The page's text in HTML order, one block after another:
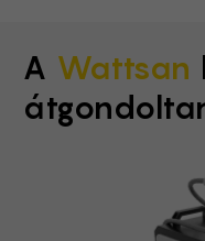
A Wattsan